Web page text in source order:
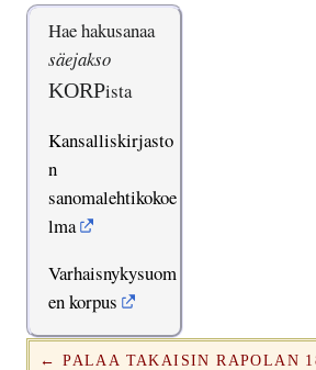
Hae hakusanaa
säejakso
KORPista
Kansalliskirjasto
n
sanomalehtikokoe
lma
Varhaisnykysuom
en korpus
← PALAA TAKAISIN RAPOLAN